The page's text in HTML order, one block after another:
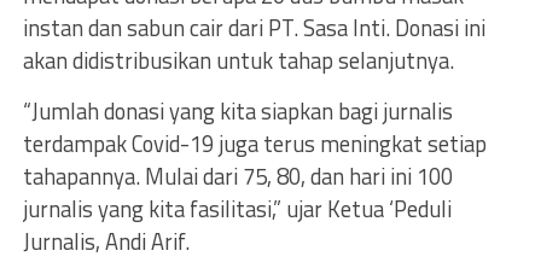
instan dan sabun cair dari PT. Sasa Inti. Donasi ini
akan didistribusikan untuk tahap selanjutnya.
“Jumlah donasi yang kita siapkan bagi jurnalis
terdampak Covid-19 juga terus meningkat setiap
tahapannya. Mulai dari 75, 80, dan hari ini 100
jurnalis yang kita fasilitasi,” ujar Ketua ‘Peduli
Jurnalis, Andi Arif.